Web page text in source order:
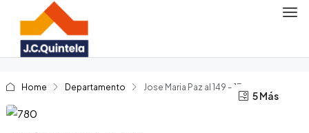
Home Departamento Jose Maria Paz al 149 – 1E
1 Más
5 Más